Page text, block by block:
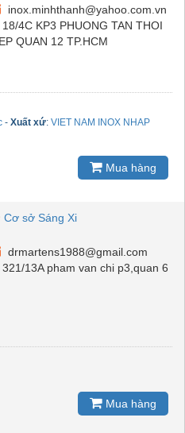
inox.minhthanh@yahoo.com.vn
18/4C KP3 PHUONG TAN THOI
QUAN 12 TP.HCM
- Xuất xứ: VIET NAM INOX NHAP
Mua hàng
Cơ sở Sáng Xi
drmartens1988@gmail.com
321/13A pham van chi p3,quan 6
Mua hàng